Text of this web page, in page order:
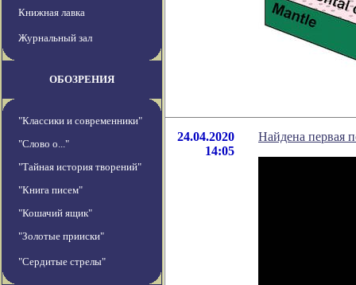
Книжная лавка
Журнальный зал
ОБОЗРЕНИЯ
"Классики и современники"
"Слово о..."
"Тайная история творений"
"Книга писем"
"Кошачий ящик"
"Золотые прииски"
"Сердитые стрелы"
24.04.2020
14:05
Найдена первая